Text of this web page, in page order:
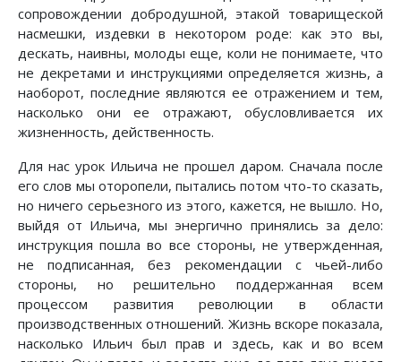
сопровождении добродушной, этакой товарищеской
насмешки, издевки в некотором роде: как это вы,
дескать, наивны, молоды еще, коли не понимаете, что
не декретами и инструкциями определяется жизнь, а
наоборот, последние являются ее отражением и тем,
насколько они ее отражают, обусловливается их
жизненность, действенность.
Для нас урок Ильича не прошел даром. Сначала после
его слов мы оторопели, пытались потом что-то сказать,
но ничего серьезного из этого, кажется, не вышло. Но,
выйдя от Ильича, мы энергично принялись за дело:
инструкция пошла во все стороны, не утвержденная,
не подписанная, без рекомендации с чьей-либо
стороны, но решительно поддержанная всем
процессом развития революции в области
производственных отношений. Жизнь вскоре показала,
насколько Ильич был прав и здесь, как и во всем